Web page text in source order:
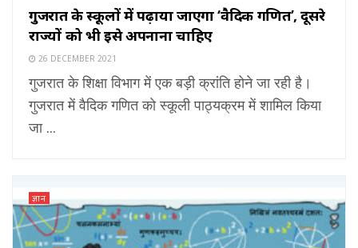
गुजरात के स्कूलों में पढ़ाया जाएगा ‘वैदिक गणित’, दूसरे
राज्यों को भी इसे अपनाना चाहिए
26 DECEMBER 2021
गुजरात के शिक्षा विभाग में एक बड़ी क्रांति होने जा रही है।
गुजरात में वैदिक गणित को स्कूली पाठ्यक्रम में शामिल किया
जा ...
ज्ञान